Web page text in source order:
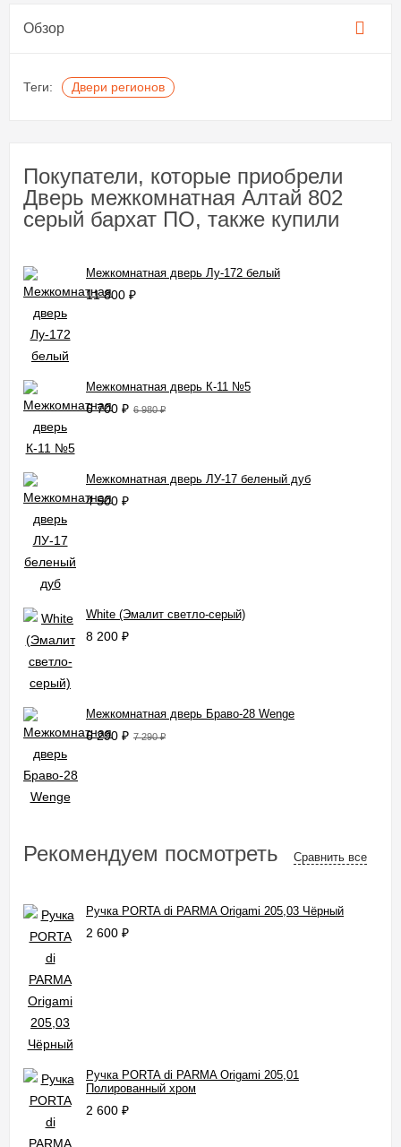
Обзор
Теги: Двери регионов
Покупатели, которые приобрели
Дверь межкомнатная Алтай 802
серый бархат ПО, также купили
Межкомнатная дверь Лу-172 белый
11 800 ₽
Межкомнатная дверь К-11 №5
6 700 ₽ 6 980₽
Межкомнатная дверь ЛУ-17 беленый дуб
4 500 ₽
White (Эмалит светло-серый)
8 200 ₽
Межкомнатная дверь Браво-28 Wenge
6 290 ₽ 7 290₽
Рекомендуем посмотреть Сравнить все
Ручка PORTA di PARMA Origami 205,03 Чёрный
2 600 ₽
Ручка PORTA di PARMA Origami 205,01
Полированный хром
2 600 ₽